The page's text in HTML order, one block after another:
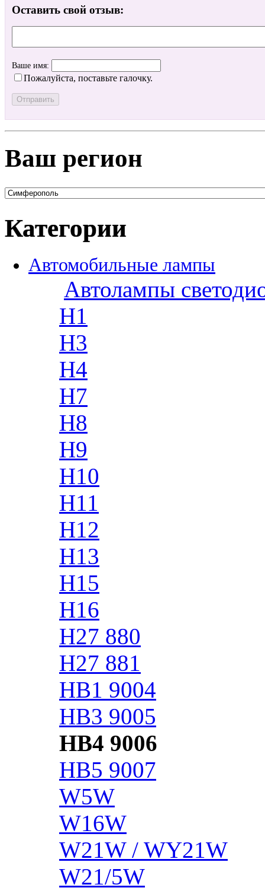
Оставить свой отзыв:
Ваше имя:
Пожалуйста, поставьте галочку.
Ваш регион
Категории
Автомобильные лампы
Автолампы
H1
H3
H4
H7
H8
H9
H10
H11
H12
H13
H15
H16
H27 880
H27 881
HB1 9004
HB3 9005
HB4 9006
HB5 9007
W5W
W16W
W21W / WY21W
W21/5W